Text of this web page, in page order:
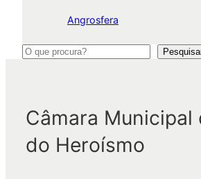
Angrosfera
P
uCâmara Municipal
do Heroísmo